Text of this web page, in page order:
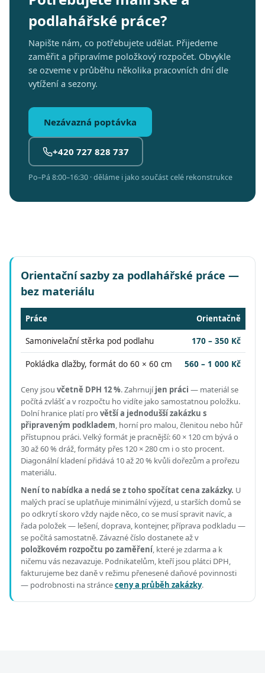
podlahářské práce?
Napište nám, co potřebujete udělat. Přijedeme
zaměřit a připravíme položkový rozpočet. Obvykle
se ozveme v průběhu několika pracovních dní dle
vytížení a sezony.
Nezávazná poptávka
+420 727 828 737
Po–Pá 8:00–16:30 · děláme i jako součást celé rekonstrukce
Orientační sazby za podlahářské práce —
bez materiálu
Práce Orientačně
Samonivelační stěrka pod podlahu 170 – 350 Kč
Pokládka dlažby, formát do 60 × 60 cm 560 – 1 000 Kč
Ceny jsou včetně DPH 12 %.Zahrnujíjen práci — materiál se
počítá zvlášť a v rozpočtu ho vidíte jako samostatnou položku.
Dolní hranice platí pro větší a jednodušší zakázku s
připraveným podkladem, horní pro malou, členitou nebo hůř
přístupnou práci.Velký formát je pracnější: 60 × 120 cm bývá o
30 až 60 % dráž, formáty přes 120 × 280 cm i o sto procent.
Diagonální kladení přidává 10 až 20 % kvůli dořezům a prořezu
materiálu.
Není to nabídka a nedá se z toho spočítat cena zakázky. U
malých prací se uplatňuje minimální výjezd, u starších domů se
po odkrytí skoro vždy najde něco, co se musí spravit navíc, a
řada položek — lešení, doprava, kontejner, příprava podkladu —
se počítá samostatně. Závazné číslo dostanete až v
položkovém rozpočtu po zaměření, které je zdarma a k
ničemu vás nezavazuje. Podnikatelům, kteří jsou plátci DPH,
fakturujeme bez daně v režimu přenesené daňové povinnosti
— podrobnosti na stránceceny a průběh zakázky.